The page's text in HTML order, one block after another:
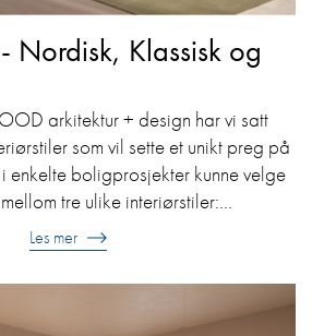
Nordisk, Klassisk og
arkitektur + design har vi satt
som vil sette et unikt preg på
enkelte boligprosjekter kunne velge
tre ulike interiørstiler:...
Les mer